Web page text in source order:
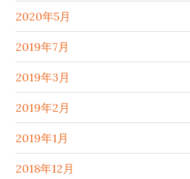
2020年5月
2019年7月
2019年3月
2019年2月
2019年1月
2018年12月